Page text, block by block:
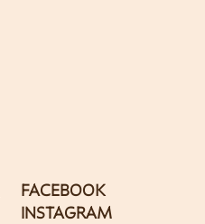
FACEBOOK
INSTAGRAM